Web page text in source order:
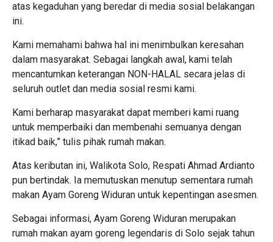
atas kegaduhan yang beredar di media sosial belakangan
ini.
Kami memahami bahwa hal ini menimbulkan keresahan
dalam masyarakat. Sebagai langkah awal, kami telah
mencantumkan keterangan NON-HALAL secara jelas di
seluruh outlet dan media sosial resmi kami.
Kami berharap masyarakat dapat memberi kami ruang
untuk memperbaiki dan membenahi semuanya dengan
itikad baik,” tulis pihak rumah makan.
Atas keributan ini, Walikota Solo, Respati Ahmad Ardianto
pun bertindak. Ia memutuskan menutup sementara rumah
makan Ayam Goreng Widuran untuk kepentingan asesmen.
Sebagai informasi, Ayam Goreng Widuran merupakan
rumah makan ayam goreng legendaris di Solo sejak tahun